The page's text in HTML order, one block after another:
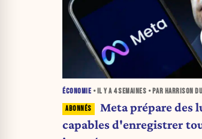
ÉCONOMIE • IL Y A 4 SEMAINES • PAR HARRISON
Meta prépare des
capables d'enregistrer